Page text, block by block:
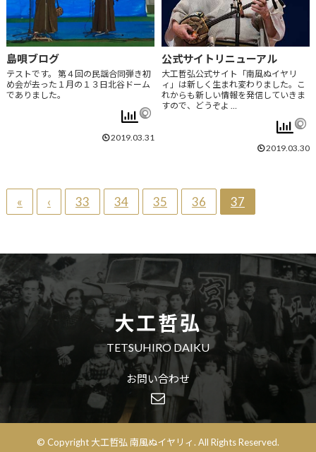
島唄ブログ
テストです。 第４回の民謡合同弾き初
め会が去った１月の１３日北谷ドーム
でありました。
2019.03.31
公式サイトリニューアル
大工哲弘公式サイト「南風ぬイヤリ
ィ」は新しく生まれ変わりました。こ
れからも新しい情報を発信していきま
すので、どうぞよ …
2019.03.30
« ‹ 33 34 35 36 37
大工哲弘
TETSUHIRO DAIKU
お問い合わせ
© Copyright 大工哲弘 南風ぬイヤリィ. All Rights Reserved.